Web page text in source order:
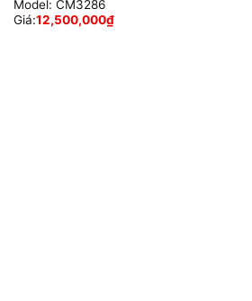
Model: CM3286
Giá:12,500,000₫